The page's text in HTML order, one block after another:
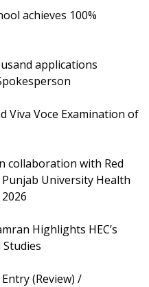
achieves 100%
applications
Viva Voce Examination of
collaboration with Red
University Health
Highlights HEC’s
(Review) /